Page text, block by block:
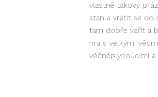
vlastně takový
stan a vrátit se do
tam dobře vařit a
hra s velkými
věčněplynoucími a